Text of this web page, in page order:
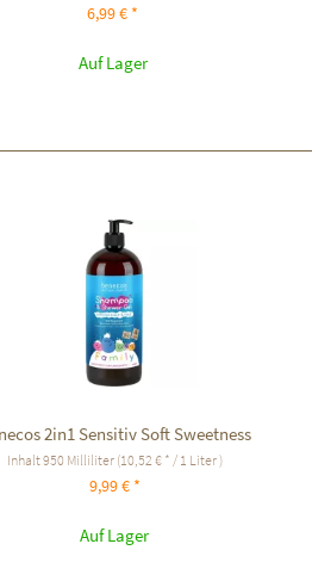
6,99 € *
Auf Lager
2in1 Sensitiv Soft Sweetness
Inhalt950 Milliliter (10,52 € * / 1 Liter )
9,99 € *
Auf Lager